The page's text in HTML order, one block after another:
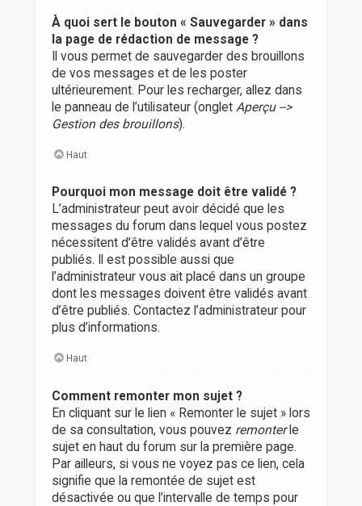
À quoi sert le bouton « Sauvegarder » dans
la page de rédaction de message ?
Il vous permet de sauvegarder des brouillons
de vos messages et de les poster
ultérieurement. Pour les recharger, allez dans
le panneau de l’utilisateur (onglet Aperçu -->
Gestion des brouillons).
Haut
Pourquoi mon message doit être validé ?
L’administrateur peut avoir décidé que les
messages du forum dans lequel vous postez
nécessitent d’être validés avant d’être
publiés. Il est possible aussi que
l’administrateur vous ait placé dans un groupe
dont les messages doivent être validés avant
d’être publiés. Contactez l’administrateur pour
plus d’informations.
Haut
Comment remonter mon sujet ?
En cliquant sur le lien « Remonter le sujet » lors
de sa consultation, vous pouvez remonterle
sujet en haut du forum sur la première page.
Par ailleurs, si vous ne voyez pas ce lien, cela
signifie que la remontée de sujet est
désactivée ou que l’intervalle de temps pour